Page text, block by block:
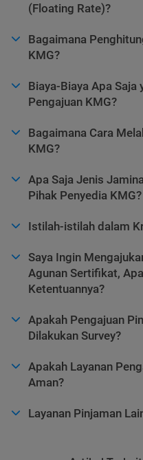
(Floating Rate)?
Bagaimana
KMG?
Biaya-Biaya Apa
Pengajuan KMG?
Bagaimana Cara
KMG?
Apa Saja Jenis
Pihak Penyedia KMG?
Istilah-istilah dalam
Saya Ingin
Agunan Sertifikat,
Ketentuannya?
Apakah Pengajuan
Dilakukan Survey?
Apakah Layanan
Aman?
Layanan Pinjaman